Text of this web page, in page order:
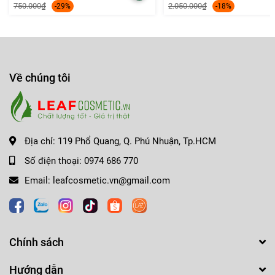
750.000₫ -29% 2.050.000₫ -18%
Về chúng tôi
Địa chỉ: 119 Phổ Quang, Q. Phú Nhuận, Tp.HCM
Số điện thoại: 0974 686 770
Email: leafcosmetic.vn@gmail.com
Chính sách
Hướng dẫn